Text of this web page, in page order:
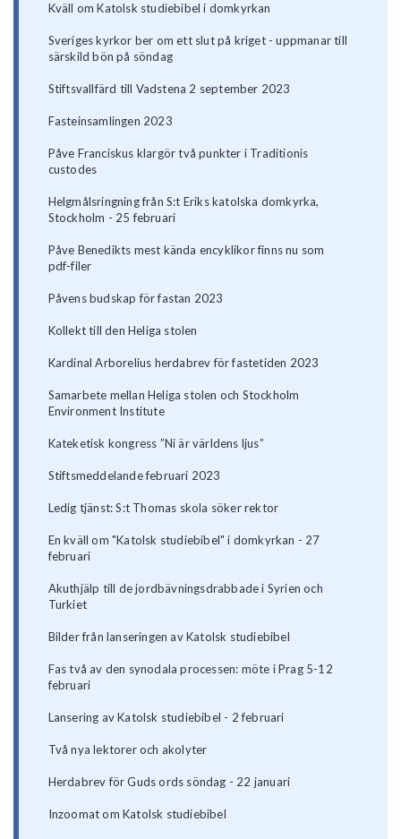
Kväll om Katolsk studiebibel i domkyrkan
Sveriges kyrkor ber om ett slut på kriget - uppmanar till
särskild bön på söndag
Stiftsvallfärd till Vadstena 2 september 2023
Fasteinsamlingen 2023
Påve Franciskus klargör två punkter i Traditionis
custodes
Helgmålsringning från S:t Eriks katolska domkyrka,
Stockholm - 25 februari
Påve Benedikts mest kända encyklikor finns nu som
pdf-filer
Påvens budskap för fastan 2023
Kollekt till den Heliga stolen
Kardinal Arborelius herdabrev för fastetiden 2023
Samarbete mellan Heliga stolen och Stockholm
Environment Institute
Kateketisk kongress ”Ni är världens ljus”
Stiftsmeddelande februari 2023
Ledig tjänst: S:t Thomas skola söker rektor
En kväll om "Katolsk studiebibel" i domkyrkan - 27
februari
Akuthjälp till de jordbävningsdrabbade i Syrien och
Turkiet
Bilder från lanseringen av Katolsk studiebibel
Fas två av den synodala processen: möte i Prag 5-12
februari
Lansering av Katolsk studiebibel - 2 februari
Två nya lektorer och akolyter
Herdabrev för Guds ords söndag - 22 januari
Inzoomat om Katolsk studiebibel